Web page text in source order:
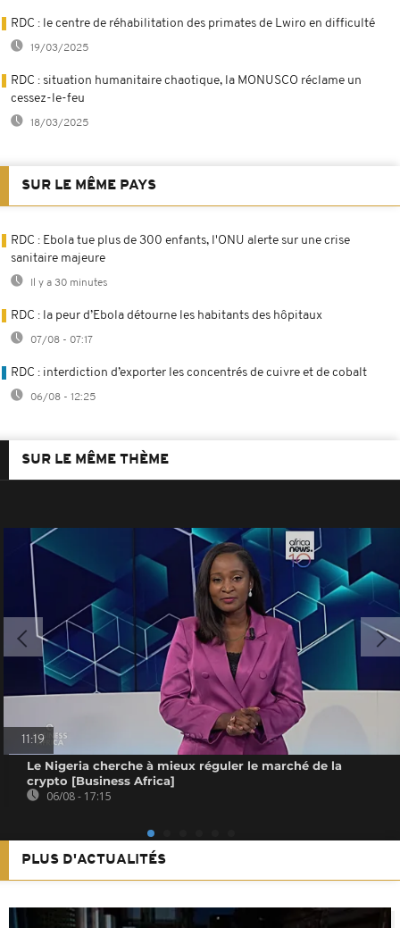
RDC : le centre de réhabilitation des primates de Lwiro en difficulté
19/03/2025
RDC : situation humanitaire chaotique, la MONUSCO réclame un
cessez-le-feu
18/03/2025
SUR LE MÊME PAYS
RDC : Ebola tue plus de 300 enfants, l'ONU alerte sur une crise
sanitaire majeure
Il y a 30 minutes
RDC : la peur d’Ebola détourne les habitants des hôpitaux
07/08 - 07:17
RDC : interdiction d’exporter les concentrés de cuivre et de cobalt
06/08 - 12:25
SUR LE MÊME THÈME
11:19
Le Nigeria cherche à mieux réguler le marché de la
crypto [Business Africa]
06/08 - 17:15
PLUS D'ACTUALITÉS